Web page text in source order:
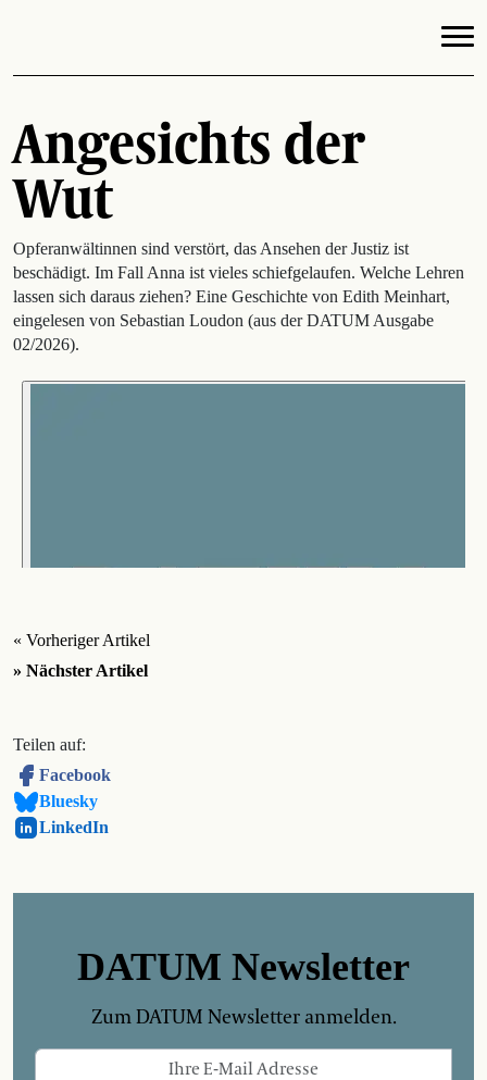
Angesichts der
Wut
Opferanwältinnen sind verstört, das Ansehen der Justiz ist
beschädigt. Im Fall Anna ist vieles schiefgelaufen. Welche Lehren
lassen sich daraus ziehen? Eine Geschichte von Edith Meinhart,
eingelesen von Sebastian Loudon (aus der DATUM Ausgabe
02/2026).
« Vorheriger Artikel
» Nächster Artikel
Teilen auf:
Facebook
Bluesky
LinkedIn
DATUM Newsletter
Zum DATUM Newsletter anmelden.